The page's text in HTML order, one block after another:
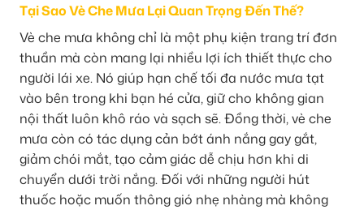
Tại Sao Vè Che Mưa Lại Quan Trọng Đến Thế?
Vè che mưa không chỉ là một phụ kiện trang trí đơn
thuần mà còn mang lại nhiều lợi ích thiết thực cho
người lái xe. Nó giúp hạn chế tối đa nước mưa tạt
vào bên trong khi bạn hé cửa, giữ cho không gian
nội thất luôn khô ráo và sạch sẽ. Đồng thời, vè che
mưa còn có tác dụng cản bớt ánh nắng gay gắt,
giảm chói mắt, tạo cảm giác dễ chịu hơn khi di
chuyển dưới trời nắng. Đối với những người hút
thuốc hoặc muốn thông gió nhẹ nhàng mà không